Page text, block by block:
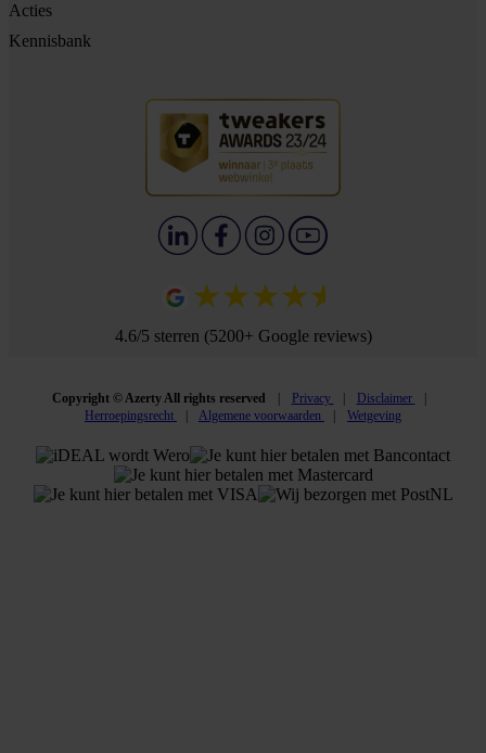
Acties
Kennisbank
4.6/5 sterren (5200+ Google reviews)
Copyright © Azerty All rights reserved Privacy
Disclaimer
Herroepingsrecht
Algemene voorwaarden Wetgeving